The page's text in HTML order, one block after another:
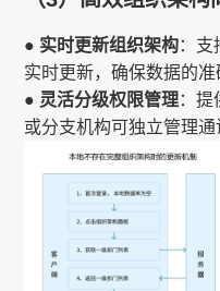
● 实时更新组织架构：支
实时更新，确保数据的准
● 灵活分级权限管理：提
或分支机构可独立管理通